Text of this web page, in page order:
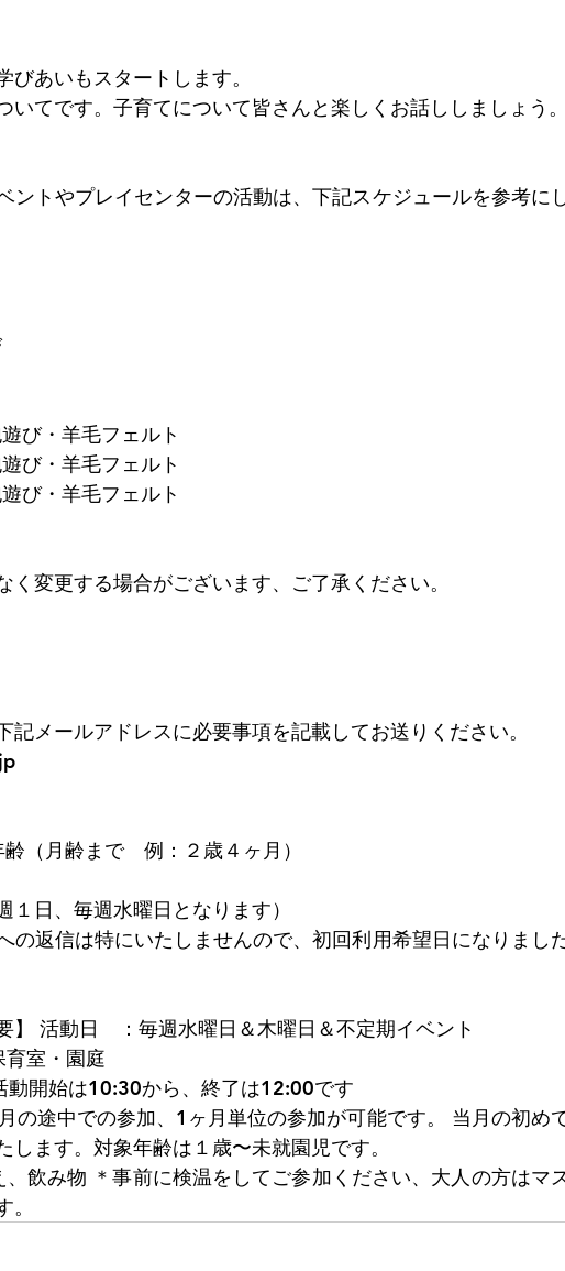
あいもスタートします。
てです。子育てについて皆さんと楽しくお話ししましょう。
ントやプレイセンターの活動は、下記スケジュールを参考に
び・羊毛フェルト
び・羊毛フェルト
び・羊毛フェルト
く変更する場合がございます、ご了承ください。
メールアドレスに必要事項を記載してお送りください。
（月齢まで　例：２歳４ヶ月）
１日、毎週水曜日となります）
返信は特にいたしませんので、初回利用希望日になりまし
】 活動日　：毎週水曜日＆木曜日＆不定期イベント
室・園庭
開始は10:30から、終了は12:00です
の途中での参加、1ヶ月単位の参加が可能です。 当月の初め
ます。対象年齢は１歳〜未就園児です。
飲み物 ＊事前に検温をしてご参加ください、大人の方はマ